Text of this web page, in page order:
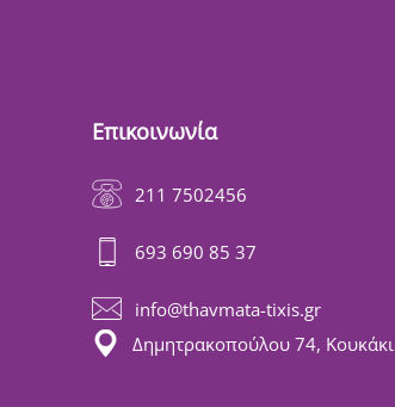
Επικοινωνία
211 7502456
693 690 85 37
info@thavmata-tixis.gr
Δημητρακοπούλου 74, Κουκάκι